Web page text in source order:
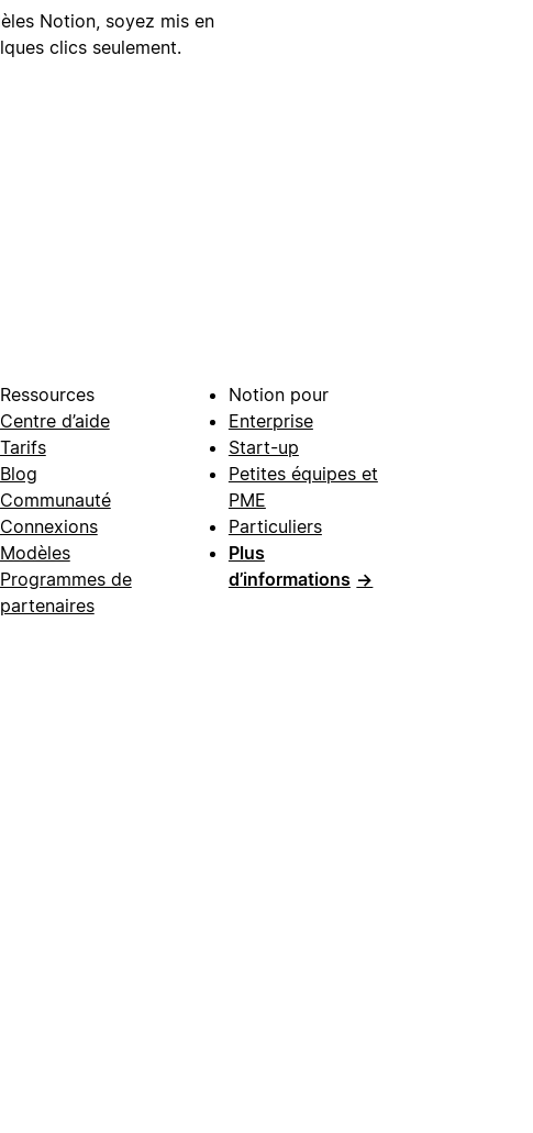
Notion, soyez mis en
clics seulement.
Ressources
Centre d’aide
Tarifs
Blog
Communauté
Connexions
Modèles
Programmes de
partenaires
Notion pour
Enterprise
Start-up
Petites équipes et
PME
Particuliers
Plus
d’informations →